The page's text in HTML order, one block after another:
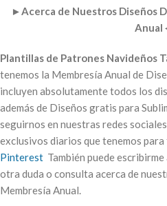
►Acerca de Nuestros Diseños
Anual
Plantillas de Patrones Navideños
tenemos la Membresía Anual de
incluyen absolutamente todos los
además de Diseños gratis para
seguirnos en nuestras redes
exclusivos diarios que tenemos para
Pinterest También puede escribirme
otra duda o consulta acerca de
Membresía Anual.